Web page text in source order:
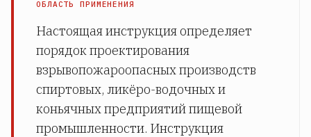
ОБЛАСТЬ ПРИМЕНЕНИЯ
Настоящая инструкция определяет
порядок проектирования
взрывопожароопасных производств
спиртовых, ликёро-водочных и
коньячных предприятий пищевой
промышленности. Инструкция